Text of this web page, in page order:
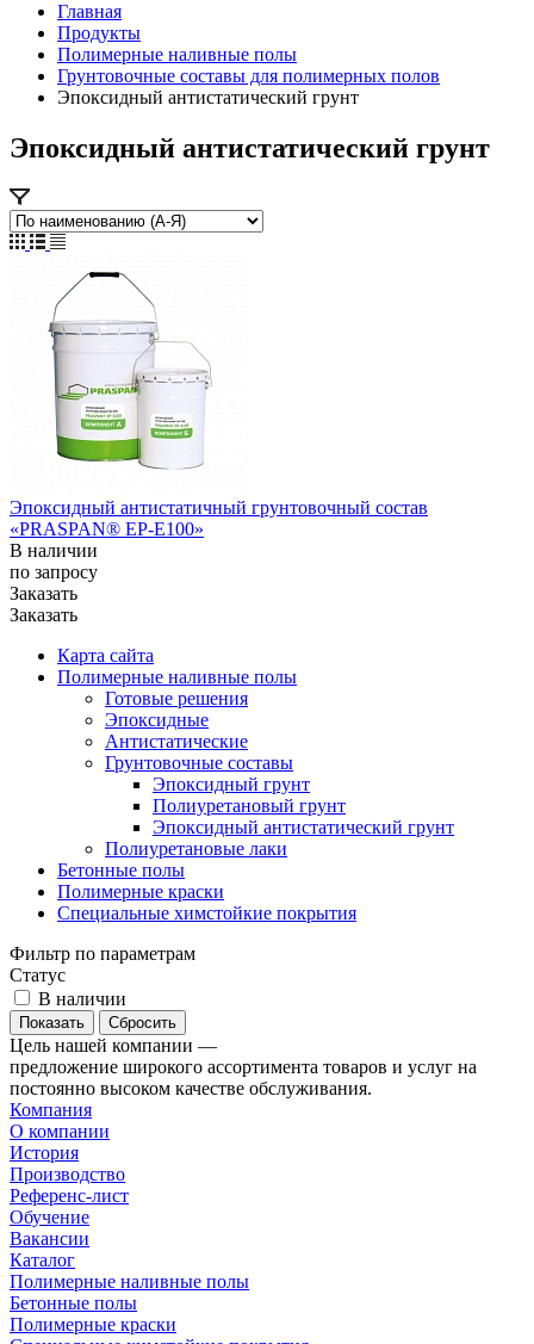
Главная
Продукты
Полимерные наливные полы
Грунтовочные составы для полимерных полов
Эпоксидный антистатический грунт
Эпоксидный антистатический грунт
Эпоксидный антистатичный грунтовочный состав
«PRASPAN® ЕР-E100»
В наличии
по запросу
Заказать
Заказать
Карта сайта
Полимерные наливные полы
Готовые решения
Эпоксидные
Антистатические
Грунтовочные составы
Эпоксидный грунт
Полиуретановый грунт
Эпоксидный антистатический грунт
Полиуретановые лаки
Бетонные полы
Полимерные краски
Специальные химстойкие покрытия
Фильтр по параметрам
Статус
В наличии
Сбросить
Цель нашей компании —
предложение широкого ассортимента товаров и услуг на
постоянно высоком качестве обслуживания.
Компания
О компании
История
Производство
Референс-лист
Обучение
Вакансии
Каталог
Полимерные наливные полы
Бетонные полы
Полимерные краски